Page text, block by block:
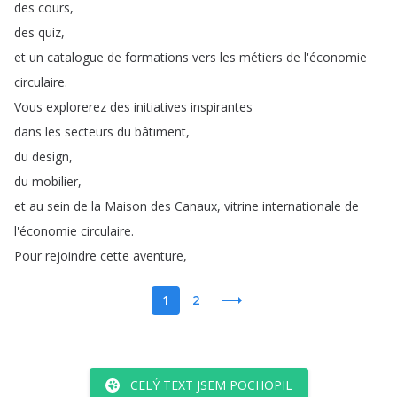
des cours,
des quiz,
et un catalogue de formations vers les métiers de l'économie
circulaire.
Vous explorerez des initiatives inspirantes
dans les secteurs du bâtiment,
du design,
du mobilier,
et au sein de la Maison des Canaux, vitrine internationale de
l'économie circulaire.
Pour rejoindre cette aventure,
1 2
CELÝ TEXT JSEM POCHOPIL